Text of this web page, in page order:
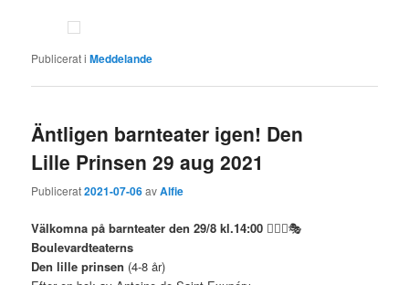
Publicerat i Meddelande
Äntligen barnteater igen! Den
Lille Prinsen 29 aug 2021
Publicerat2021-07-06avAlfie
Välkomna på barnteater den 29/8 kl.14:00 🤹🏻‍♀️🎭
Boulevardteaterns
Den lille prinsen (4-8 år)